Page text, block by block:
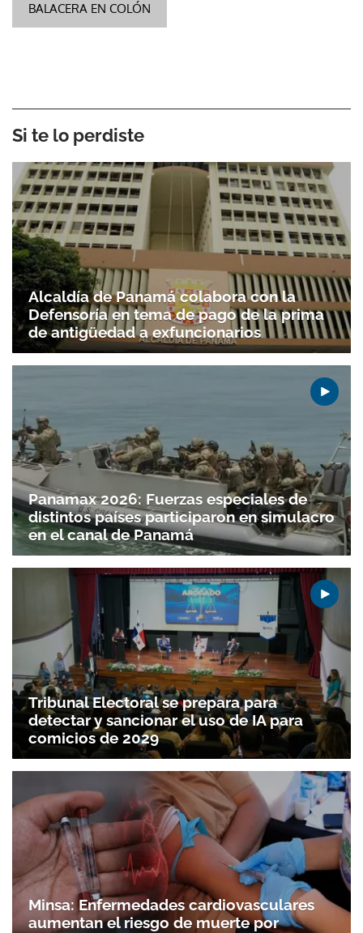
BALACERA EN COLÓN
Si te lo perdiste
Alcaldía de Panamá colabora con la
Defensoría en tema de pago de la prima
de antigüedad a exfuncionarios
Panamax 2026: Fuerzas especiales de
distintos países participaron en simulacro
en el canal de Panamá
Tribunal Electoral se prepara para
detectar y sancionar el uso de IA para
comicios de 2029
Minsa: Enfermedades cardiovasculares
aumentan el riesgo de muerte por